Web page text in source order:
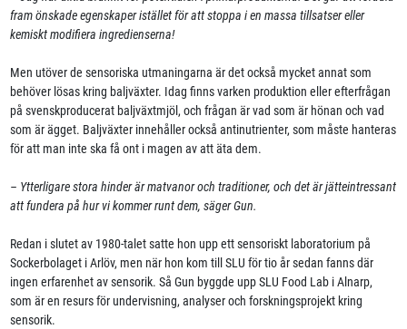
fram önskade egenskaper istället för att stoppa i en massa tillsatser eller
kemiskt modifiera ingredienserna!
Men utöver de sensoriska utmaningarna är det också mycket annat som
behöver lösas kring baljväxter. Idag finns varken produktion eller efterfrågan
på svenskproducerat baljväxtmjöl, och frågan är vad som är hönan och vad
som är ägget. Baljväxter innehåller också antinutrienter, som måste hanteras
för att man inte ska få ont i magen av att äta dem.
– Ytterligare stora hinder är matvanor och traditioner, och det är jätteintressant
att fundera på hur vi kommer runt dem, säger Gun.
Redan i slutet av 1980-talet satte hon upp ett sensoriskt laboratorium på
Sockerbolaget i Arlöv, men när hon kom till SLU för tio år sedan fanns där
ingen erfarenhet av sensorik. Så Gun byggde upp SLU Food Lab i Alnarp,
som är en resurs för undervisning, analyser och forskningsprojekt kring
sensorik.